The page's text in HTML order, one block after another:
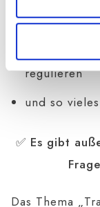
Was die
Was du tun
regulieren
und so
✅ Es gibt
Das Thema